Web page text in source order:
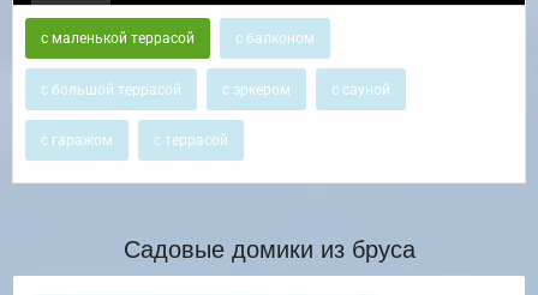
с маленькой террасой с балконом
с большой террасой с эркером с сауной
с гаражом с террасой
Садовые домики из бруса